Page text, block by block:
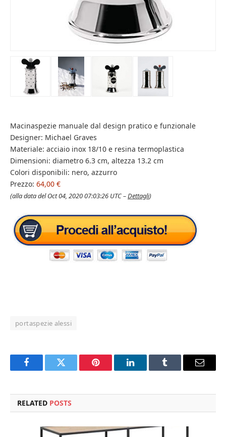
Macinaspezie manuale dal design pratico e funzionale
Designer: Michael Graves
Materiale: acciaio inox 18/10 e resina termoplastica
Dimensioni: diametro 6.3 cm, altezza 13.2 cm
Colori disponibili: nero, azzurro
Prezzo: 64,00 €
(alla data del Oct 04, 2020 07:03:26 UTC –Dettagli)
portaspezie alessi
FacebookTwitter Pinterest LinkedInTumblr Email
RELATED POSTS